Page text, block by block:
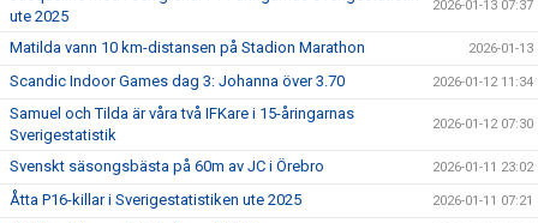
ute 2025
2026-01-13 07:37
Matilda vann 10 km-distansen på Stadion Marathon 2026-01-13
Scandic Indoor Games dag 3: Johanna över 3.70 2026-01-12 11:34
Samuel och Tilda är våra två IFKare i 15-åringarnas
Sverigestatistik
2026-01-12 07:30
Svenskt säsongsbästa på 60m av JC i Örebro 2026-01-11 23:02
Åtta P16-killar i Sverigestatistiken ute 2025 2026-01-11 07:21